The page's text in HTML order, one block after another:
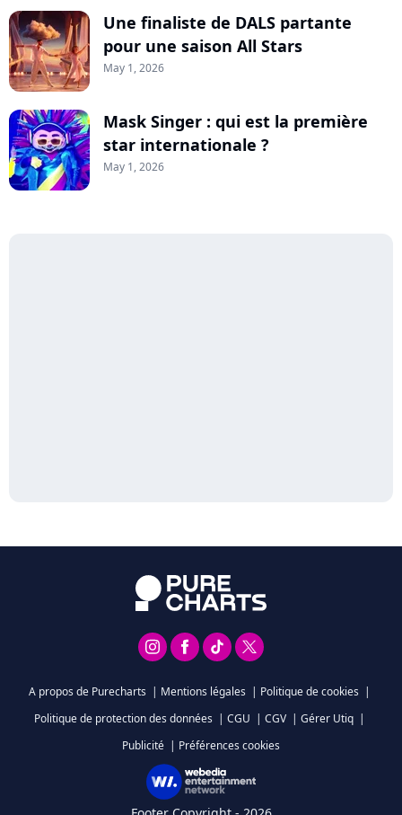
Une finaliste de DALS partante
pour une saison All Stars
May 1, 2026
Mask Singer : qui est la première
star internationale ?
May 1, 2026
A propos de Purecharts | Mentions légales | Politique de cookies |
Politique de protection des données | CGU | CGV | Gérer Utiq |
Publicité | Préférences cookies